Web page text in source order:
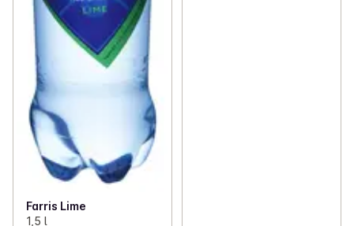
Farris Lime
1,5 l